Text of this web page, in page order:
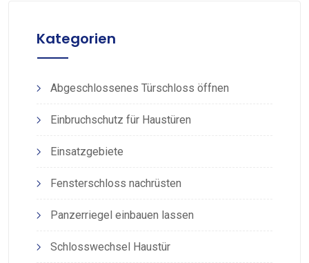
Kategorien
Abgeschlossenes Türschloss öffnen
Einbruchschutz für Haustüren
Einsatzgebiete
Fensterschloss nachrüsten
Panzerriegel einbauen lassen
Schlosswechsel Haustür